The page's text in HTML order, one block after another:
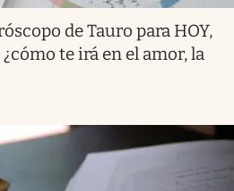
de Tauro para HOY,
te irá en el amor, la